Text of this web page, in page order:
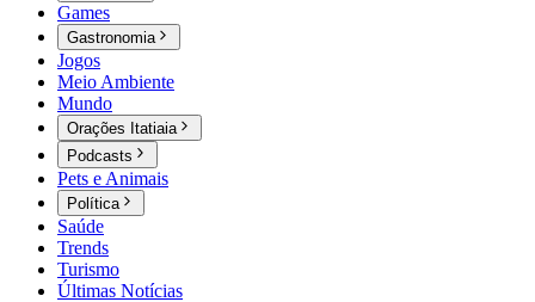
Games
Gastronomia
Jogos
Meio Ambiente
Mundo
Orações Itatiaia
Podcasts
Pets e Animais
Política
Saúde
Trends
Turismo
Últimas Notícias